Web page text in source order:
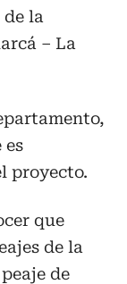
la
– La
es
proyecto.
que
de la
de